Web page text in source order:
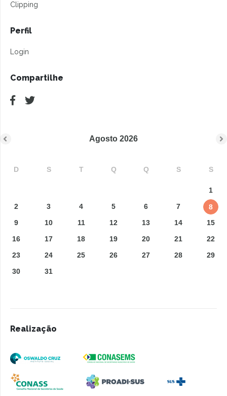
Clipping
Perfil
Login
Compartilhe
Agosto 2026
D S T Q Q S S
1
2
3 4 5 6 7
8
9
10 11 12 13 14
15
16
17 18 19 20 21
22
23
24 25 26 27 28
29
30
31
Realização